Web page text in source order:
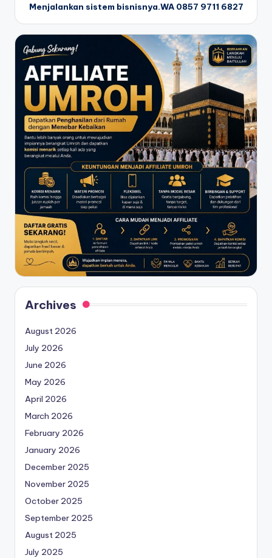
Menjalankan sistem bisnisnya.WA 0857 9711 6827
Archives
August 2026
July 2026
June 2026
May 2026
April 2026
March 2026
February 2026
January 2026
December 2025
November 2025
October 2025
September 2025
August 2025
July 2025